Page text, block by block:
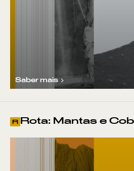
Saber mais
R Rota: Mantas e